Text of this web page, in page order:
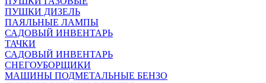
ПУШКИ ДИЗЕЛЬ
ПАЯЛЬНЫЕ ЛАМПЫ
САДОВЫЙ ИНВЕНТАРЬ
ТАЧКИ
САДОВЫЙ ИНВЕНТАРЬ
СНЕГОУБОРЩИКИ
МАШИНЫ ПОДМЕТАЛЬНЫЕ БЕНЗО